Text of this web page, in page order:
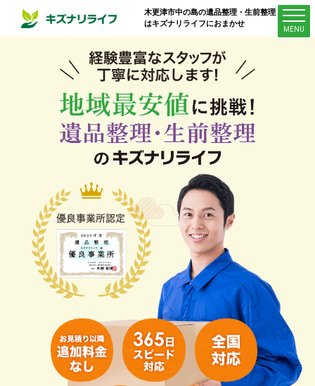
木更津市中の島の遺品整理・生前整理業者
はキズナリライフにおまかせ